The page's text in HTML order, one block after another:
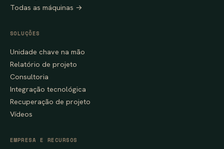
Todas as máquinas →
SOLUÇÕES
Unidade chave na mão
Relatório de projeto
Consultoria
Integração tecnológica
Recuperação de projeto
Vídeos
EMPRESA E RECURSOS